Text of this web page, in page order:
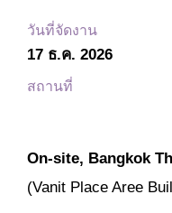
วันที่จัดงาน
17 ธ.ค. 2026
สถานที่
On-site, Bangkok
(Vanit Place Aree